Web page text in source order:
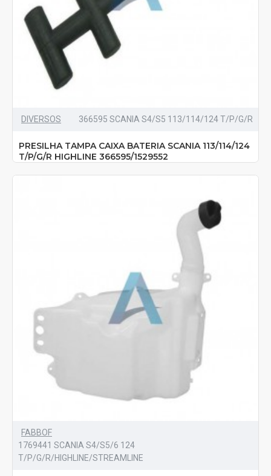
DIVERSOS 366595 SCANIA S4/S5 113/114/124 T/P/G/R
PRESILHA TAMPA CAIXA BATERIA SCANIA 113/114/124
T/P/G/R HIGHLINE 366595/1529552
FABBOF
1769441 SCANIA S4/S5/6 124
T/P/G/R/HIGHLINE/STREAMLINE